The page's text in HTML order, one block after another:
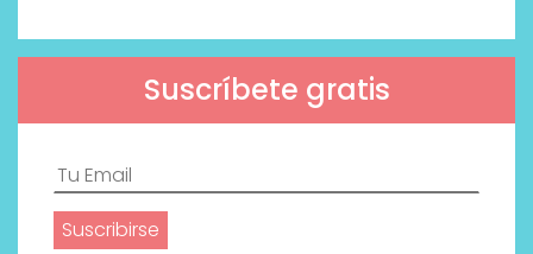
Suscríbete gratis